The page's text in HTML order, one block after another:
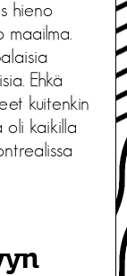
hieno
Ehkä
kuitenkin
oli kaikilla